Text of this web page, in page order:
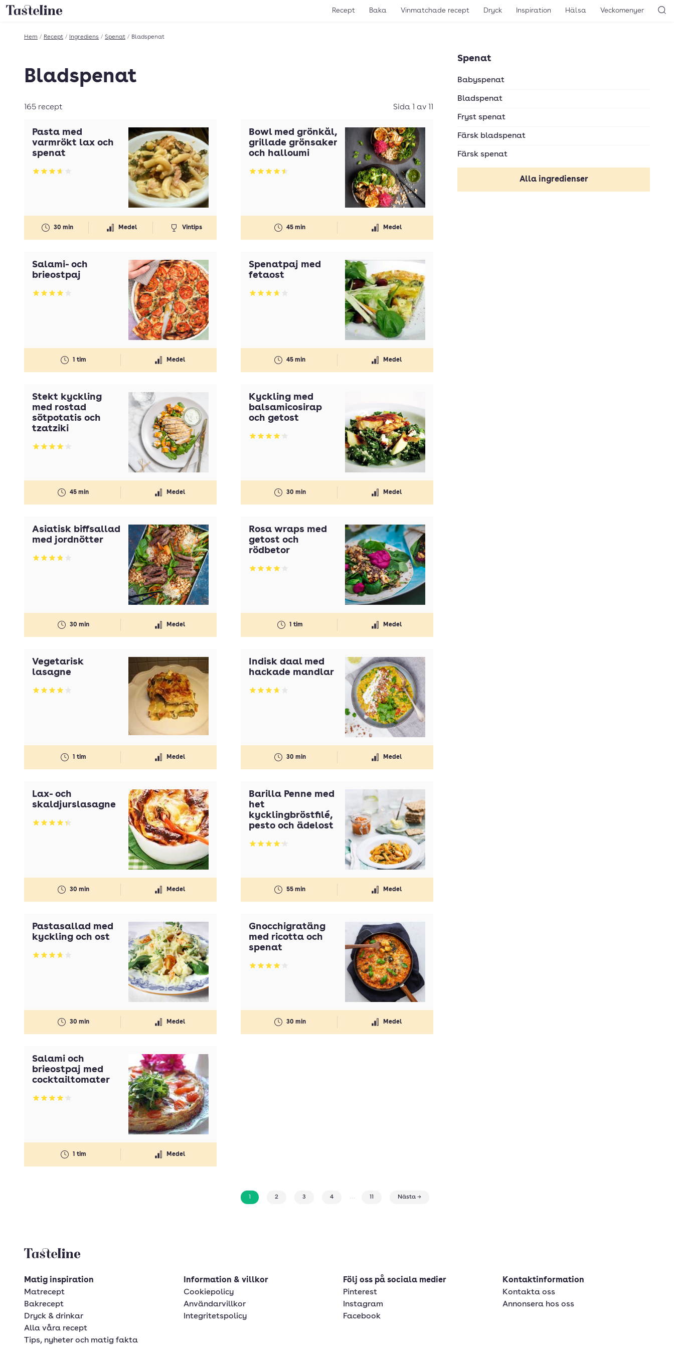
Till Tastelines startsida Recept Baka Vinmatchade recept Dryck Inspiration Hälsa Veckomenyer
Hem / Recept / Ingrediens / Spenat / Bladspenat
Spenat
Babyspenat
Bladspenat
Fryst spenat
Färsk bladspenat
Färsk spenat
Alla ingredienser
Bladspenat
165 recept Sida 1 av 11
Pasta med
varmrökt lax och
spenat
Betyg: 3.66 av 5
30 min Medel Vintips
Bowl med grönkål,
grillade grönsaker
och halloumi
Betyg: 4.53 av 5
45 min Medel
Salami- och
brieostpaj
Betyg: 3.99 av 5
1 tim Medel
Spenatpaj med
fetaost
Betyg: 3.7 av 5
45 min Medel
Stekt kyckling
med rostad
sötpotatis och
tzatziki
Betyg: 3.99 av 5
45 min Medel
Kyckling med
balsamicosirap
och getost
Betyg: 4.14 av 5
30 min Medel
Asiatisk biffsallad
med jordnötter
Betyg: 3.8 av 5
30 min Medel
Rosa wraps med
getost och
rödbetor
Betyg: 4.05 av 5
1 tim Medel
Vegetarisk
lasagne
Betyg: 4.02 av 5
1 tim Medel
Indisk daal med
hackade mandlar
Betyg: 3.72 av 5
30 min Medel
Lax- och
skaldjurslasagne
Betyg: 4.38 av 5
30 min Medel
Barilla Penne med
het
kycklingbröstfilé,
pesto och ädelost
Betyg: 4.22 av 5
55 min Medel
Pastasallad med
kyckling och ost
Betyg: 3.75 av 5
30 min Medel
Gnocchigratäng
med ricotta och
spenat
Betyg: 4.06 av 5
30 min Medel
Salami och
brieostpaj med
cocktailtomater
Betyg: 4.1 av 5
1 tim Medel
1 2 3 4 ... 11 Nästa →
Tasteline startsida
Matig inspiration
Matrecept
Bakrecept
Dryck & drinkar
Alla våra recept
Tips, nyheter och matig fakta
Information & villkor
Cookiepolicy
Användarvillkor
Integritetspolicy
Följ oss på sociala medier
Pinterest
Instagram
Facebook
Kontaktinformation
Kontakta oss
Annonsera hos oss